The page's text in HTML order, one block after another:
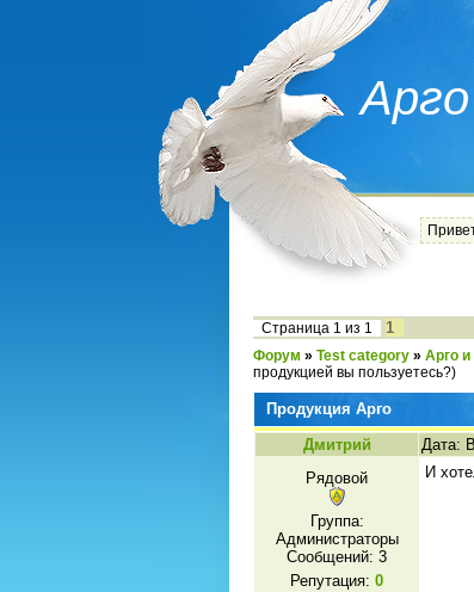
Страница 1 из 1 1
Форум » Test category » Арго
продукцией вы пользуетесь?)
Продукция Арго
Дмитрий
Дата:
Рядовой
Группа:
Администраторы
Сообщений: 3
Репутация: 0
И